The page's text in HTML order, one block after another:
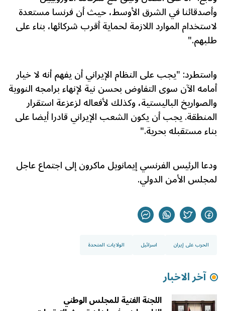
وأصدقائنا في الشرق الأوسط، حيث أن فرنسا مستعدة
لاستخدام الموارد اللازمة لحماية أقرب شركائها، بناء على
طلبهم."
واستطرد: "يجب على النظام الإيراني أن يفهم أنه لا خيار
أمامه الآن سوى التفاوض بحسن نية لإنهاء برامجه النووية
والصواريخ الباليستية، وكذلك لأفعاله لزعزعة استقرار
المنطقة. يجب أن يكون الشعب الإيراني قادرا أيضا على
بناء مستقبله بحرية."
ودعا الرئيس الفرنسي إيمانويل ماكرون إلى اجتماع عاجل
لمجلس الأمن الدولي.
الحرب على إيران اسرائيل الولايات المتحدة
آخر الاخبار
اللجنة الفنية للمجلس الوطني